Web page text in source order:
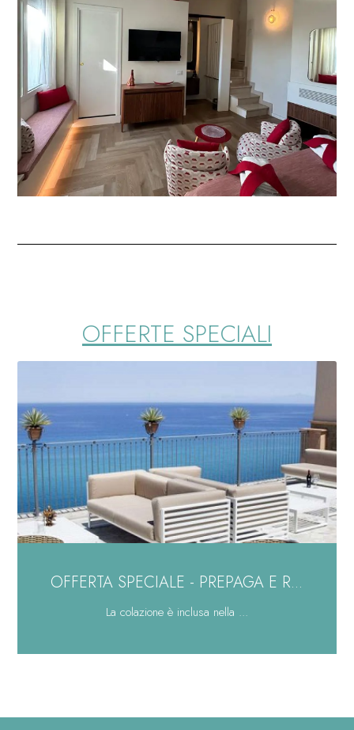
OFFERTE SPECIALI
OFFERTA SPECIALE - PREPAGA E R...
La colazione è inclusa nella ...